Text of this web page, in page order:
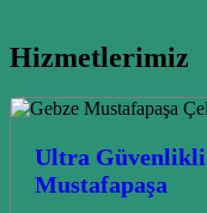
Hizmetlerimiz
Ultra Güvenlikli
Mustafapaşa